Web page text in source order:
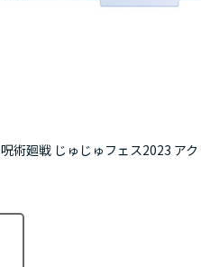
呪術廻戦 じゅじゅフェス2023 アク